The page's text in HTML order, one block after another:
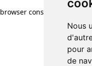
Nous
pour
de
browser console for more